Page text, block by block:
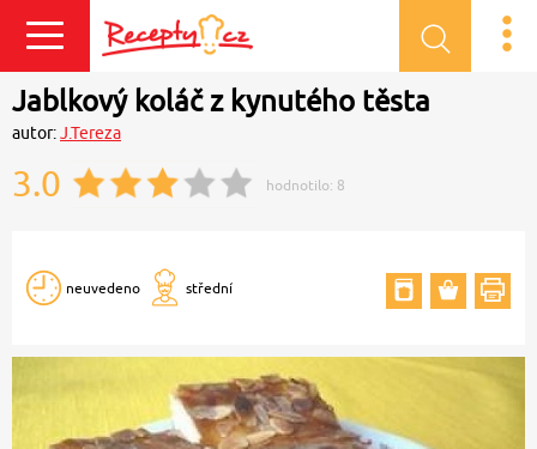
Přihlásit se
Jablkový koláč z kynutého těsta
autor:J.Tereza
3.0 hodnotilo: 8
neuvedeno střední